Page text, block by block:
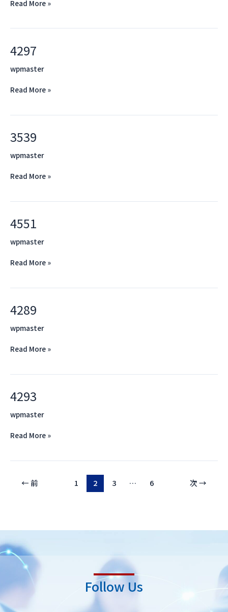
Read More »
4297
wpmaster
4297
Read More »
3539
wpmaster
3539
Read More »
4551
wpmaster
4551
Read More »
4289
wpmaster
4289
Read More »
4293
wpmaster
4293
Read More »
←前 1 2 3 … 6 次→
Follow Us